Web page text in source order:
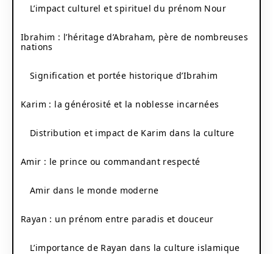
L’impact culturel et spirituel du prénom Nour
Ibrahim : l’héritage d’Abraham, père de nombreuses
nations
Signification et portée historique d’Ibrahim
Karim : la générosité et la noblesse incarnées
Distribution et impact de Karim dans la culture
Amir : le prince ou commandant respecté
Amir dans le monde moderne
Rayan : un prénom entre paradis et douceur
L’importance de Rayan dans la culture islamique